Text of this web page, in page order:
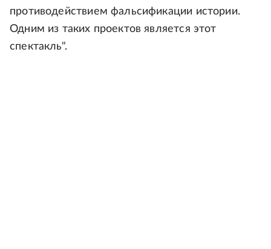
противодействием фальсификации истории.
Одним из таких проектов является этот
спектакль".